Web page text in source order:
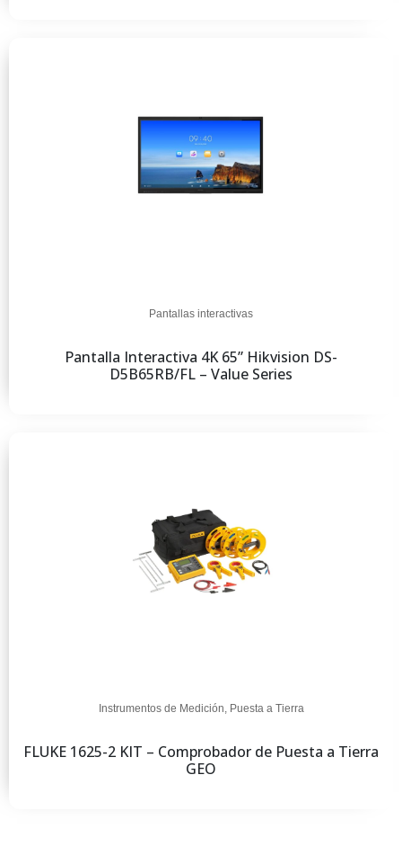
Pantallas interactivas
Pantalla Interactiva 4K 65” Hikvision DS-
D5B65RB/FL – Value Series
Instrumentos de Medición, Puesta a Tierra
FLUKE 1625-2 KIT – Comprobador de Puesta a Tierra
GEO